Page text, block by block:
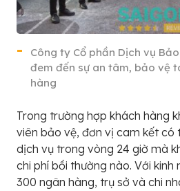
Công ty Cổ phần Dịch vụ
đem đến sự an tâm, bảo vệ
hàng
Trong trường hợp khách hàng
viên bảo vệ, đơn vị cam kết có
dịch vụ trong vòng 24 giờ mà
chi phí bồi thường nào. Với kinh
300 ngân hàng, trụ sở và chi